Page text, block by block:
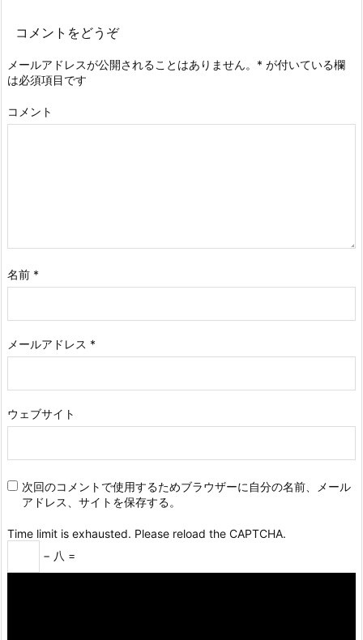
コメントをどうぞ
メールアドレスが公開されることはありません。 * が付いている欄
は必須項目です
コメント
名前 *
メールアドレス *
ウェブサイト
次回のコメントで使用するためブラウザーに自分の名前、メール
アドレス、サイトを保存する。
Time limit is exhausted. Please reload the CAPTCHA.
− 八 =